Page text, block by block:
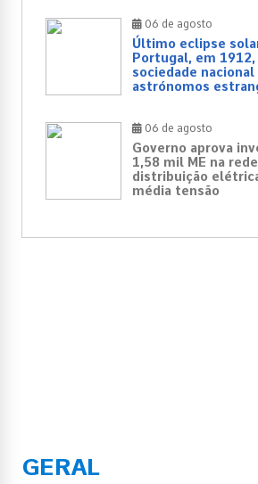
06 de agosto
Último eclipse
Portugal, em 1912,
sociedade
astrónomos
06 de agosto
Governo aprova
1,58 mil ME na
distribuição
média tensão
GERAL